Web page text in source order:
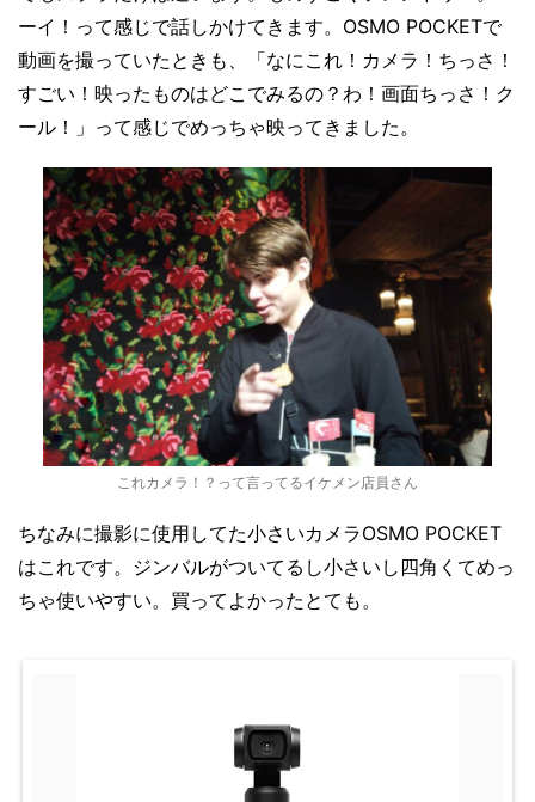
ーイ！って感じで話しかけてきます。OSMO POCKETで
動画を撮っていたときも、「なにこれ！カメラ！ちっさ！
すごい！映ったものはどこでみるの？わ！画面ちっさ！ク
ール！」って感じでめっちゃ映ってきました。
これカメラ！？って言ってるイケメン店員さん
ちなみに撮影に使用してた小さいカメラOSMO POCKET
はこれです。ジンバルがついてるし小さいし四角くてめっ
ちゃ使いやすい。買ってよかったとても。